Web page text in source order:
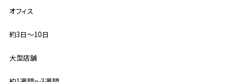
オフィス
約3日〜10日
大型店舗